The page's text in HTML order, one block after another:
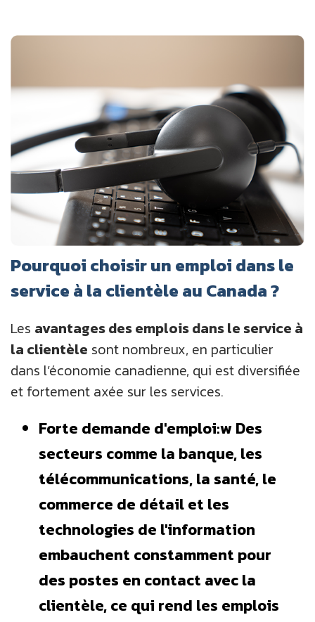
Pourquoi choisir un emploi dans le
service à la clientèle au Canada ?
Les avantages des emplois dans le service à
la clientèle sont nombreux, en particulier
dans l’économie canadienne, qui est diversifiée
et fortement axée sur les services.
Forte demande d'emploi:w Des
secteurs comme la banque, les
télécommunications, la santé, le
commerce de détail et les
technologies de l'information
embauchent constamment pour
des postes en contact avec la
clientèle, ce qui rend les emplois